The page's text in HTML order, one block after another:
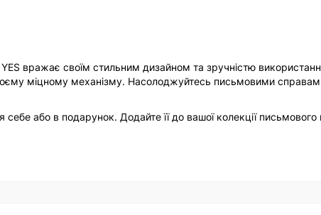
вражає своїм стильним дизайном та зручністю
міцному механізму. Насолоджуйтесь письмовими
або в подарунок. Додайте її до вашої колекції